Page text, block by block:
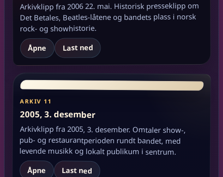
Arkivklipp fra 2006 22. mai. Historisk presseklipp om
Det Betales, Beatles-låtene og bandets plass i norsk
rock- og showhistorie.
Åpne Last ned
ARKIV 11
2005, 3. desember
Arkivklipp fra 2005, 3. desember. Omtaler show-,
pub- og restaurantperioden rundt bandet, med
levende musikk og lokalt publikum i sentrum.
Åpne Last ned